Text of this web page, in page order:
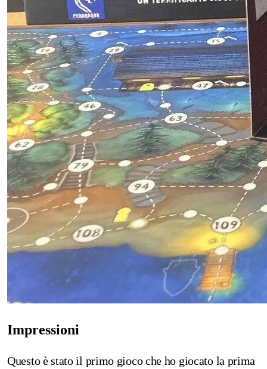
Impressioni
Questo è stato il primo gioco che ho giocato la prima